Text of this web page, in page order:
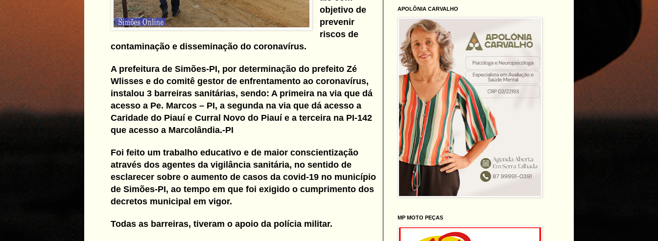
objetivo de
prevenir
riscos de
contaminação e disseminação do coronavírus.
A prefeitura de Simões-PI, por determinação do prefeito Zé
Wlisses e do comitê gestor de enfrentamento ao coronavírus,
instalou 3 barreiras sanitárias, sendo: A primeira na via que dá
acesso a Pe. Marcos – PI, a segunda na via que dá acesso a
Caridade do Piauí e Curral Novo do Piauí e a terceira na PI-142
que acesso a Marcolândia.-PI
Foi feito um trabalho educativo e de maior conscientização
através dos agentes da vigilância sanitária, no sentido de
esclarecer sobre o aumento de casos da covid-19 no município
de Simões-PI, ao tempo em que foi exigido o cumprimento dos
decretos municipal em vigor.
Todas as barreiras, tiveram o apoio da polícia militar.
APOLÔNIA CARVALHO
MP MOTO PEÇAS